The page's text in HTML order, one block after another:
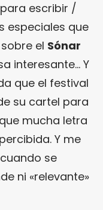
escribir /
especiales que
sobre el Sónar
interesante… Y
que el festival
su cartel para
mucha letra
Y me
se
ni «relevante»